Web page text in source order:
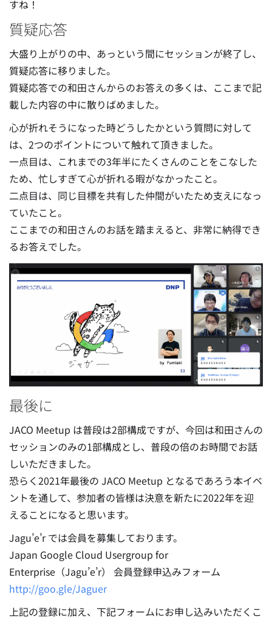
すね！
質疑応答
大盛り上がりの中、あっという間にセッションが終了し、
質疑応答に移りました。
質疑応答での和田さんからのお答えの多くは、ここまで記
載した内容の中に散りばめました。
心が折れそうになった時どうしたかという質問に対して
は、2つのポイントについて触れて頂きました。
一点目は、これまでの3年半にたくさんのことをこなした
ため、忙しすぎて心が折れる暇がなかったこと。
二点目は、同じ目標を共有した仲間がいたため支えになっ
ていたこと。
ここまでの和田さんのお話を踏まえると、非常に納得でき
るお答えでした。
最後に
JACO Meetup は普段は2部構成ですが、今回は和田さんの
セッションのみの1部構成とし、普段の倍のお時間でお話
しいただきました。
恐らく2021年最後の JACO Meetup となるであろう本イベ
ントを通して、参加者の皆様は決意を新たに2022年を迎
えることになると思います。
Jagu’e’r では会員を募集しております。
Japan Google Cloud Usergroup for
Enterprise（Jagu’e’r） 会員登録申込みフォーム
http://goo.gle/Jaguer
上記の登録に加え、下記フォームにお申し込みいただくこ